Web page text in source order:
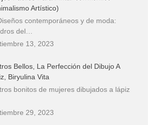
Artístico)
contemporáneos y de moda:
del…
13, 2023
Bellos, La Perfección del Dibujo A
Biryulina Vita
bonitos de mujeres dibujados a lápiz
29, 2023